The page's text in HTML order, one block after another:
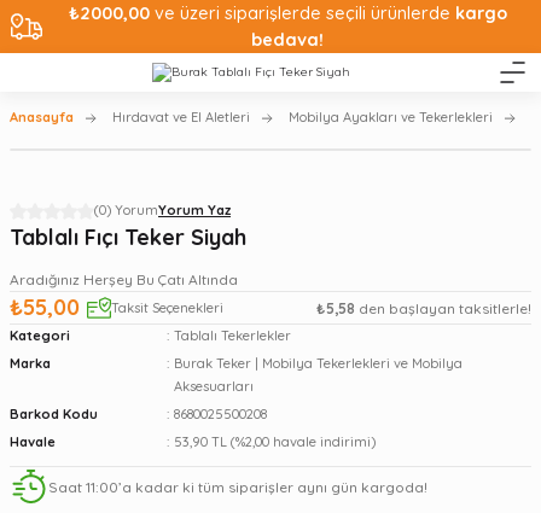
₺2000,00ve üzeri siparişlerde seçili ürünlerde kargo
bedava!
Anasayfa Hırdavat ve El Aletleri Mobilya Ayakları ve Tekerlekleri
(0) YorumYorum Yaz
Tablalı Fıçı Teker Siyah
Aradığınız Herşey Bu Çatı Altında
₺55,00 Taksit Seçenekleri ₺5,58 den başlayan taksitlerle!
Kategori
Tablalı Tekerlekler
Marka
Burak Teker | Mobilya Tekerlekleri ve Mobilya
Aksesuarları
Barkod Kodu
8680025500208
Havale
53,90 TL (%2,00 havale indirimi)
Saat 11:00’a kadar ki tüm siparişler aynı gün kargoda!